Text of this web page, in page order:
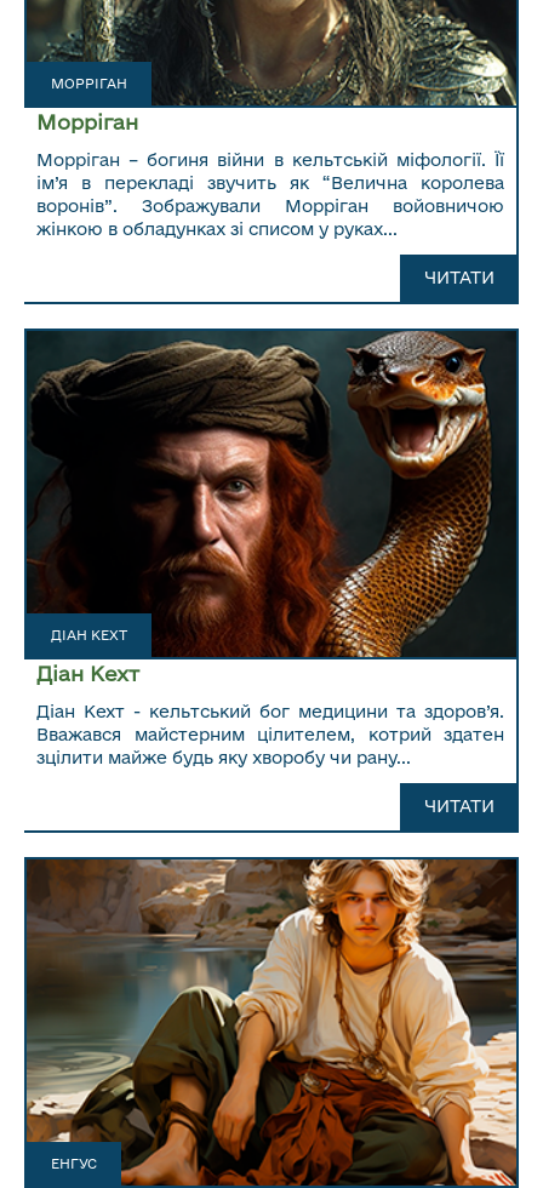
МОРРІГАН
Морріган
Морріган – богиня війни в кельтській міфології. Її
ім’я в перекладі звучить як “Велична королева
воронів”. Зображували Морріган войовничою
жінкою в обладунках зі списом у руках...
ЧИТАТИ
ЧИТАТИ ДАЛІ...
ДІАН КЕХТ
Діан Кехт
Діан Кехт - кельтський бог медицини та здоров’я.
Вважався майстерним цілителем, котрий здатен
зцілити майже будь яку хворобу чи рану...
ЧИТАТИ
ЧИТАТИ ДАЛІ...
ЕНГУС